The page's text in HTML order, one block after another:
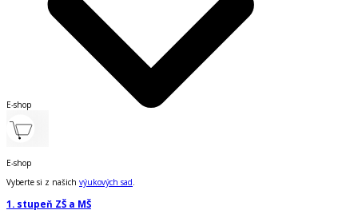
E-shop
E-shop
Vyberte si z našich výukových sad.
1. stupeň ZŠ a MŠ